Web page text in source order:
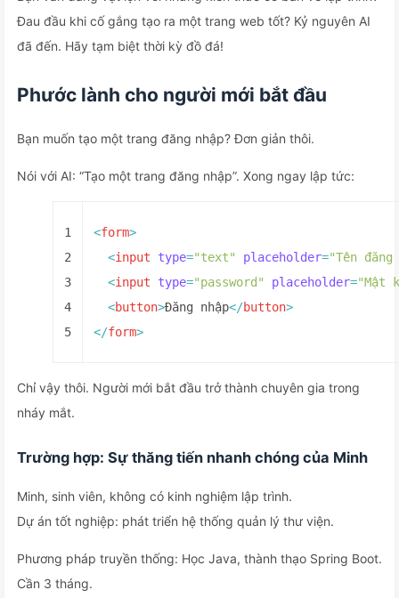
Đau đầu khi cố gắng tạo ra một trang web tốt? Kỷ nguyên AI
đã đến. Hãy tạm biệt thời kỳ đồ đá!
Phước lành cho người mới bắt đầu
Bạn muốn tạo một trang đăng nhập? Đơn giản thôi.
Nói với AI: “Tạo một trang đăng nhập”. Xong ngay lập tức:
1
2
3
4
5
<form>
<input type="text" placeholder="Tên đăng
<input type="password" placeholder="Mật
<button>Đăng nhập</button>
</form>
Chỉ vậy thôi. Người mới bắt đầu trở thành chuyên gia trong
nháy mắt.
Trường hợp: Sự thăng tiến nhanh chóng của Minh
Minh, sinh viên, không có kinh nghiệm lập trình.
Dự án tốt nghiệp: phát triển hệ thống quản lý thư viện.
Phương pháp truyền thống: Học Java, thành thạo Spring Boot.
Cần 3 tháng.